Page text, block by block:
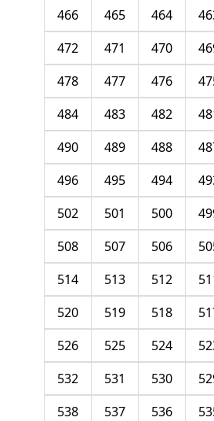
464
465
466
470
471
472
476
477
478
482
483
484
488
489
490
494
495
496
500
501
502
506
507
508
512
513
514
518
519
520
524
525
526
530
531
532
536
537
538